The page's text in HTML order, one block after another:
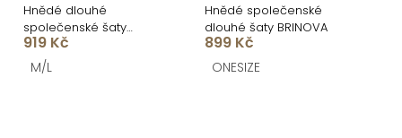
Hnědé dlouhé
společenské šaty
AVENZIA na ramínka
919 Kč
M/L
Hnědé společenské
dlouhé šaty BRINOVA
899 Kč
ONESIZE